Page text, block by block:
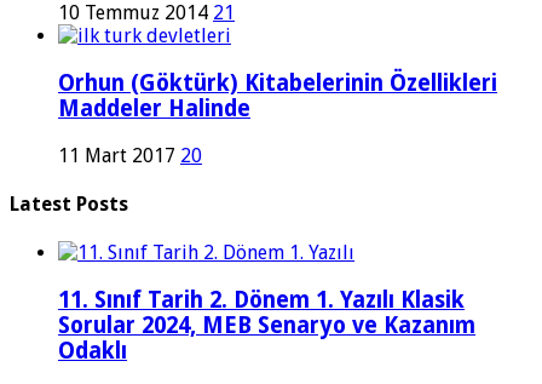
10 Temmuz 2014 21
Orhun (Göktürk) Kitabelerinin Özellikleri
Maddeler Halinde
11 Mart 2017 20
Latest Posts
11. Sınıf Tarih 2. Dönem 1. Yazılı Klasik
Sorular 2024, MEB Senaryo ve Kazanım
Odaklı